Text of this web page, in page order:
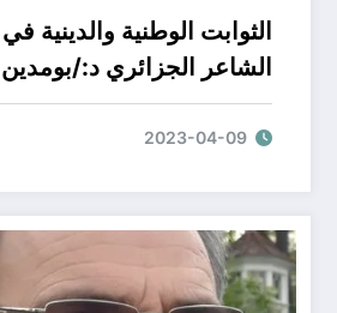
الثوابت الوطنية والدينية
الشاعر الجزائري د:/
دراسة نقدية ذرائعية
أناشيد الجراح والأفراح بقلم
2023-04-09